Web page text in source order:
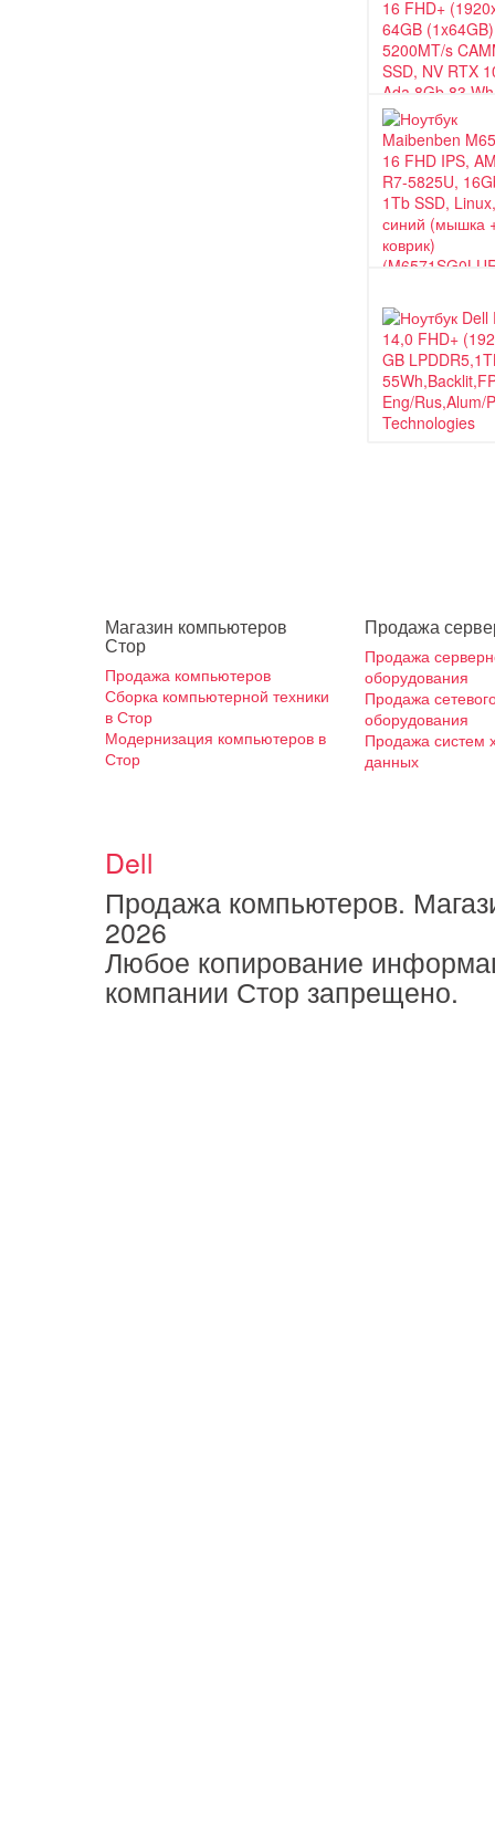
Магазин компьютеров
Стор
Продажа компьютеров
Сборка компьютерной техники
в Стор
Модернизация компьютеров в
Стор
Продажа
Продажа
оборудования
Продажа
оборудования
Продажа систем
данных
Dell
Продажа компьютеров.
2026
Любое копирование
компании Стор запрещено.